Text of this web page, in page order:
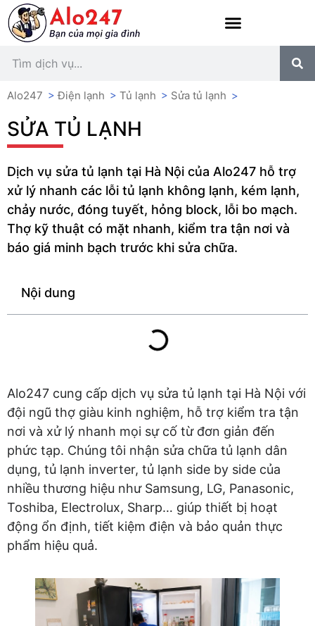
Alo247 >Điện lạnh > Tủ lạnh > Sửa tủ lạnh >
SỬA TỦ LẠNH
Dịch vụ sửa tủ lạnh tại Hà Nội của Alo247 hỗ trợ
xử lý nhanh các lỗi tủ lạnh không lạnh, kém lạnh,
chảy nước, đóng tuyết, hỏng block, lỗi bo mạch.
Thợ kỹ thuật có mặt nhanh, kiểm tra tận nơi và
báo giá minh bạch trước khi sửa chữa.
Nội dung
Alo247 cung cấp dịch vụ sửa tủ lạnh tại Hà Nội với
đội ngũ thợ giàu kinh nghiệm, hỗ trợ kiểm tra tận
nơi và xử lý nhanh mọi sự cố từ đơn giản đến
phức tạp. Chúng tôi nhận sửa chữa tủ lạnh dân
dụng, tủ lạnh inverter, tủ lạnh side by side của
nhiều thương hiệu như Samsung, LG, Panasonic,
Toshiba, Electrolux, Sharp… giúp thiết bị hoạt
động ổn định, tiết kiệm điện và bảo quản thực
phẩm hiệu quả.